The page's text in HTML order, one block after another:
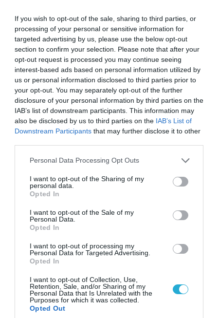
If you wish to opt-out of the sale, sharing to third parties, or
processing of your personal or sensitive information for
targeted advertising by us, please use the below opt-out
section to confirm your selection. Please note that after your
opt-out request is processed you may continue seeing
interest-based ads based on personal information utilized by
us or personal information disclosed to third parties prior to
your opt-out. You may separately opt-out of the further
disclosure of your personal information by third parties on the
IAB’s list of downstream participants. This information may
also be disclosed by us to third parties on the IAB’s List of
Downstream Participants that may further disclose it to other
Please note that this website/app uses one or more Google
not limited to your visit or usage behaviour. You may click to
grant or deny consent to Google and its third-party tags to
use your data for below specified purposes in below Google
consent section.
Personal Data Processing Opt Outs
I want to opt-out of the Sharing of my
personal data.
Opted In
I want to opt-out of the Sale of my
Personal Data.
Opted In
I want to opt-out of processing my
Personal Data for Targeted Advertising.
Opted In
I want to opt-out of Collection, Use,
Retention, Sale, and/or Sharing of my
Personal Data that Is Unrelated with the
Purposes for which it was collected.
Opted Out
07.08.2026 | 20:02
απομάκρυνσής του
06.08.2026 | 14:02
«Επιχείρηση ελεύθερα πεζοδρόμια» στην